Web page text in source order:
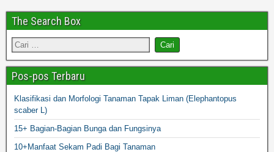
The Search Box
Pos-pos Terbaru
Klasifikasi dan Morfologi Tanaman Tapak Liman (Elephantopus
scaber L)
15+ Bagian-Bagian Bunga dan Fungsinya
10+Manfaat Sekam Padi Bagi Tanaman